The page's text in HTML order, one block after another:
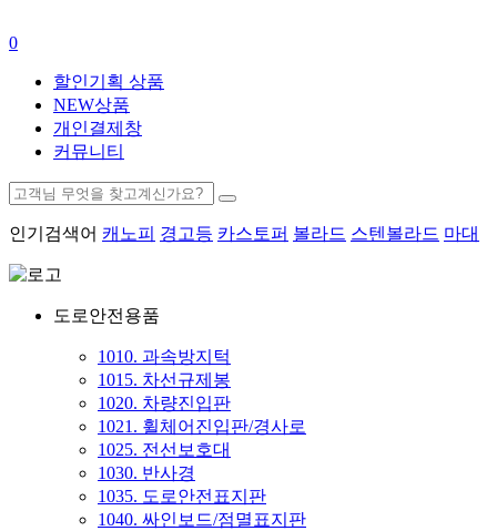
0
할인기획 상품
NEW상품
개인결제창
커뮤니티
인기검색어 캐노피 경고등 카스토퍼 볼라드 스텐볼라드 마대
도로안전용품
1010. 과속방지턱
1015. 차선규제봉
1020. 차량진입판
1021. 휠체어진입판/경사로
1025. 전선보호대
1030. 반사경
1035. 도로안전표지판
1040. 싸인보드/점멸표지판